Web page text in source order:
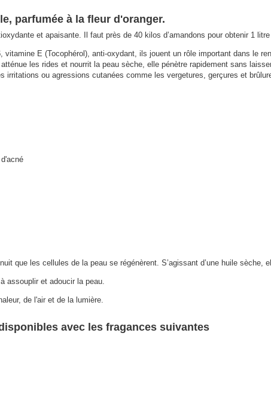
parfumée à la fleur d'oranger.
et apaisante. Il faut près de 40 kilos d’amandons pour obtenir 1 litre
E (Tocophérol), anti-oxydant, ils jouent un rôle important dans le
les rides et nourrit la peau sèche, elle pénètre rapidement sans
ou agressions cutanées comme les vergetures, gerçures et
que les cellules de la peau se régénèrent. S’agissant d’une huile sèche,
assouplir et adoucir la peau.
de l'air et de la lumière.
avec les fragances suivantes